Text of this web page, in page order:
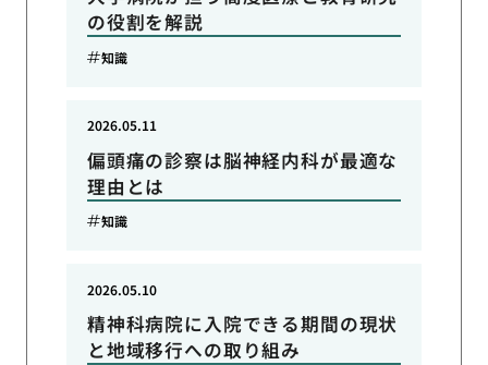
の役割を解説
知識
偏頭痛の診察は脳神経内科が最適な
理由とは
2026.05.11
知識
精神科病院に入院できる期間の現状
と地域移行への取り組み
2026.05.10